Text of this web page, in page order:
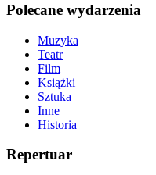
Polecane wydarzenia
Muzyka
Teatr
Film
Książki
Sztuka
Inne
Historia
Repertuar